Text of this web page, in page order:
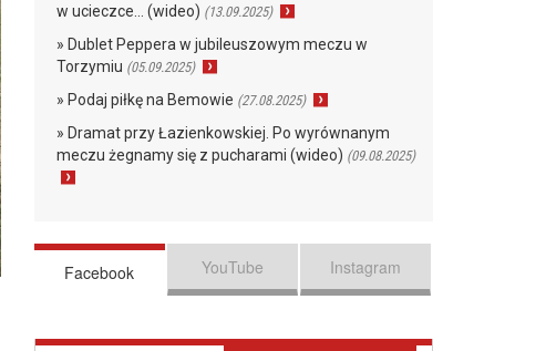
w ucieczce… (wideo) (13.09.2025)
» Dublet Peppera w jubileuszowym meczu w
Torzymiu (05.09.2025)
» Podaj piłkę na Bemowie (27.08.2025)
» Dramat przy Łazienkowskiej. Po wyrównanym
meczu żegnamy się z pucharami (wideo) (09.08.2025)
Facebook YouTube Instagram